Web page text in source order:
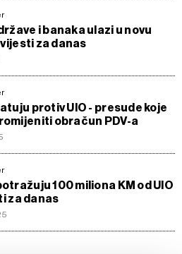
i banaka ulazi u novu
za danas
protiv UIO - presude koje
obračun PDV-a
100 miliona KM od UIO
za danas